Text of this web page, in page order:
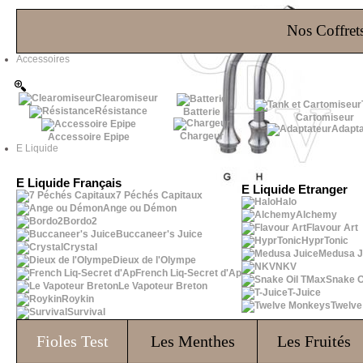
Nos
Accessoires
Clearomiseur
Résistance
Accessoire Epipe
Batterie
Chargeur
Cartomiseur
E Liquide
E Liquide Français
7 Péchés Capitaux
Ange ou Démon
Bordo2
Buccaneer's Juice
Crystal
Dieux de l'Olympe
French Liq-Secret d'Ap
Le Vapoteur Breton
Roykin
Survival
E Liquide Etranger
Halo
Alchemy
Flavour Art
HyprTonic
Medusa
NKV
Snake
T-Juice
Fioles Test Les Menthes Les Fruités